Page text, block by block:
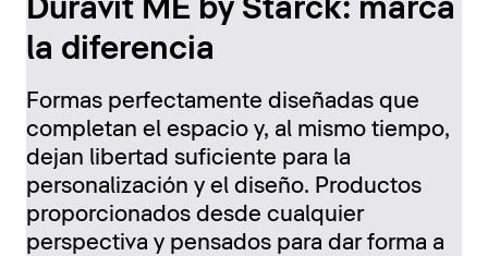
Duravit ME by Starck: marca
la diferencia
Formas perfectamente diseñadas que
completan el espacio y, al mismo tiempo,
dejan libertad suficiente para la
personalización y el diseño. Productos
proporcionados desde cualquier
perspectiva y pensados para dar forma a